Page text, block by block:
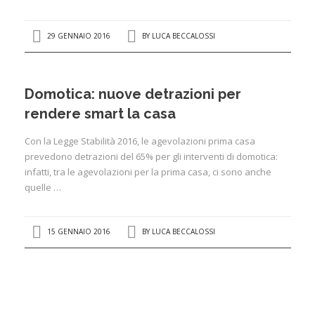
29 GENNAIO 2016 BY LUCA BECCALOSSI
Domotica: nuove detrazioni per
rendere smart la casa
Con la Legge Stabilità 2016, le agevolazioni prima casa
prevedono detrazioni del 65% per gli interventi di domotica:
infatti, tra le agevolazioni per la prima casa, ci sono anche
quelle …
15 GENNAIO 2016 BY LUCA BECCALOSSI